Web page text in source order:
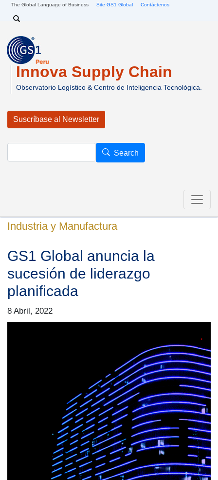
Pasar al contenido principal
The Global Language of Business Site GS1 Global Contáctenos
Search
Innova Supply Chain
Observatorio Logístico & Centro de Inteligencia Tecnológica.
Suscríbase al Newsletter
Search
Industria y Manufactura
GS1 Global anuncia la
sucesión de liderazgo
planificada
8 Abril, 2022